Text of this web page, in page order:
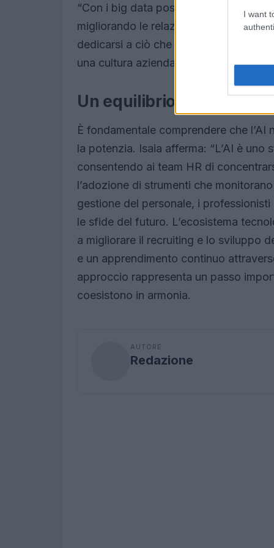
I want
“Con i big data possiamo
migliorando le relazioni lavorative”.
dedicarsi a ciò che conta davvero:
una cultura aziendale empatica.
Un equilibrio tra
È fondamentale comprendere che
la potenzia. Isaia afferma: “L’AI è
consentendo ai team HR di
l’adozione di strumenti che
gestione del personale, i
le sfide del futuro. L’ecosistema
a migliorare il recruiting e lo sviluppo
e un apprendimento continuo
approccio rappresenta un passo
coesistono in armonia.
AUTORE
Redazione